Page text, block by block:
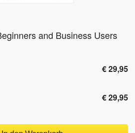
and Business Users
€ 29,95
€ 29,95